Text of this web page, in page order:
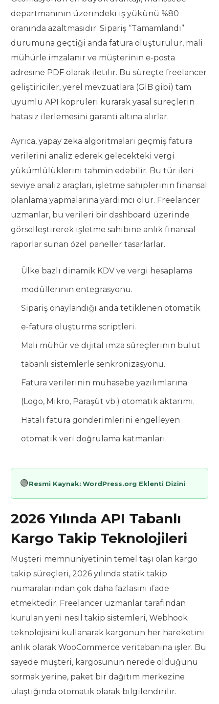
departmanının üzerindeki iş yükünü %80
oranında azaltmasıdır. Sipariş “Tamamlandı”
durumuna geçtiği anda fatura oluşturulur, mali
mühürle imzalanır ve müşterinin e-posta
adresine PDF olarak iletilir. Bu süreçte freelancer
geliştiriciler, yerel mevzuatlara (GİB gibi) tam
uyumlu API köprüleri kurarak yasal süreçlerin
hatasız ilerlemesini garanti altına alırlar.
Ayrıca, yapay zeka algoritmaları geçmiş fatura
verilerini analiz ederek gelecekteki vergi
yükümlülüklerini tahmin edebilir. Bu tür ileri
seviye analiz araçları, işletme sahiplerinin finansal
planlama yapmalarına yardımcı olur. Freelancer
uzmanlar, bu verileri bir dashboard üzerinde
görselleştirerek işletme sahibine anlık finansal
raporlar sunan özel paneller tasarlarlar.
Ülke bazlı dinamik KDV ve vergi hesaplama
modüllerinin entegrasyonu.
Sipariş onaylandığı anda tetiklenen otomatik
e-fatura oluşturma scriptleri.
Mali mühür ve dijital imza süreçlerinin bulut
tabanlı sistemlerle senkronizasyonu.
Fatura verilerinin muhasebe yazılımlarına
(Logo, Mikro, Paraşüt vb.) otomatik aktarımı.
Hatalı fatura gönderimlerini engelleyen
otomatik veri doğrulama katmanları.
🟢Resmi Kaynak: WordPress.org Eklenti Dizini
2026 Yılında API Tabanlı
Kargo Takip Teknolojileri
Müşteri memnuniyetinin temel taşı olan kargo
takip süreçleri, 2026 yılında statik takip
numaralarından çok daha fazlasını ifade
etmektedir. Freelancer uzmanlar tarafından
kurulan yeni nesil takip sistemleri, Webhook
teknolojisini kullanarak kargonun her hareketini
anlık olarak WooCommerce veritabanına işler. Bu
sayede müşteri, kargosunun nerede olduğunu
sormak yerine, paket bir dağıtım merkezine
ulaştığında otomatik olarak bilgilendirilir.